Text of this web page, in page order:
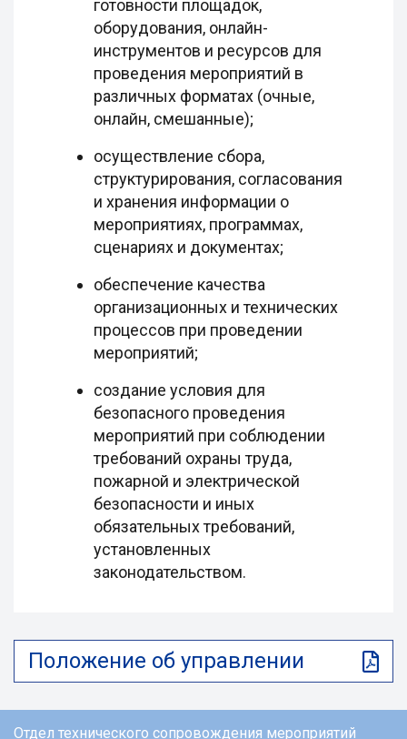
готовности площадок,
оборудования, онлайн-
инструментов и ресурсов для
проведения мероприятий в
различных форматах (очные,
онлайн, смешанные);
осуществление сбора,
структурирования, согласования
и хранения информации о
мероприятиях, программах,
сценариях и документах;
обеспечение качества
организационных и технических
процессов при проведении
мероприятий;
создание условия для
безопасного проведения
мероприятий при соблюдении
требований охраны труда,
пожарной и электрической
безопасности и иных
обязательных требований,
установленных
законодательством.
Положение об управлении
Отдел технического сопровождения мероприятий